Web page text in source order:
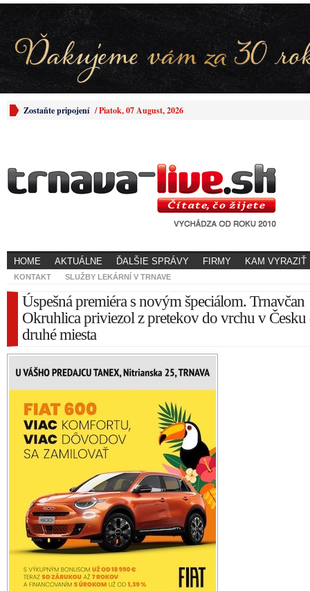
Zostaňte pripojení /Piatok, 07 August, 2026
HOME AKTUÁLNE ĎALŠIE SPRÁVY FIRMY KAM VYRAZIŤ
KONTAKT SLUŽBY LEKÁRNÍ V TRNAVE
Úspešná premiéra s novým špeciálom. Trnavčan
Okruhlica priviezol z pretekov do vrchu v Česku
druhé miesta